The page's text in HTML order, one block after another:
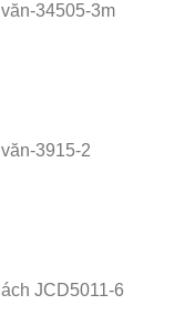
34505-3m
3915-2
JCD5011-6